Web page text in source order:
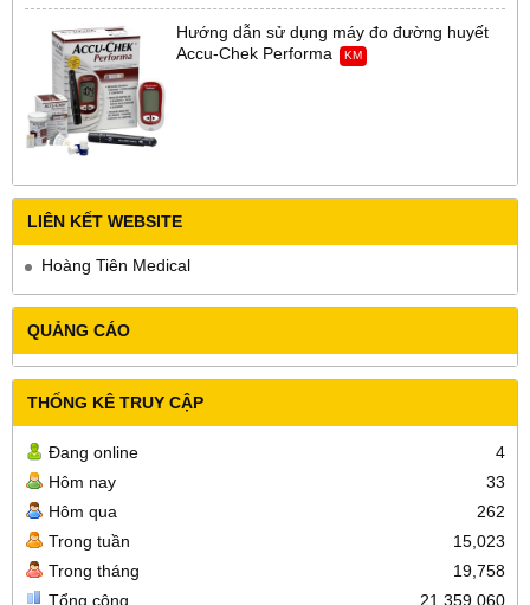
Hướng dẫn sử dụng máy đo đường huyết
Accu-Chek Performa
KM
LIÊN KẾT WEBSITE
Hoàng Tiên Medical
QUẢNG CÁO
THỐNG KÊ TRUY CẬP
Đang online
4
Hôm nay
33
Hôm qua
262
Trong tuần
15,023
Trong tháng
19,758
Tổng cộng
21,359,060